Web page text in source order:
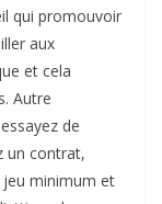
qui promouvoir
aux
et cela
Autre
de
un contrat,
minimum et